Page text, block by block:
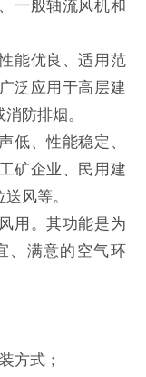
一般轴流风机和
能优良、适用范
泛应用于高层建
防排烟。
低、性能稳定、
矿企业、民用建
风等。
用。其功能是为
、满意的空气环
方式；